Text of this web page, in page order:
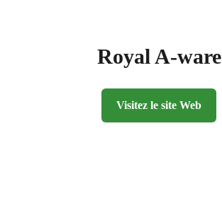
Royal A-ware
Visitez le site Web